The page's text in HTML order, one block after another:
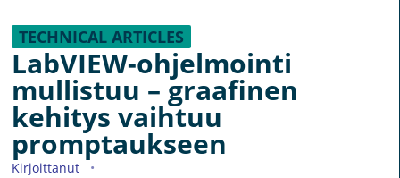
TECHNICAL ARTICLES
LabVIEW-ohjelmointi
mullistuu – graafinen
kehitys vaihtuu
promptaukseen
Kirjoittanut